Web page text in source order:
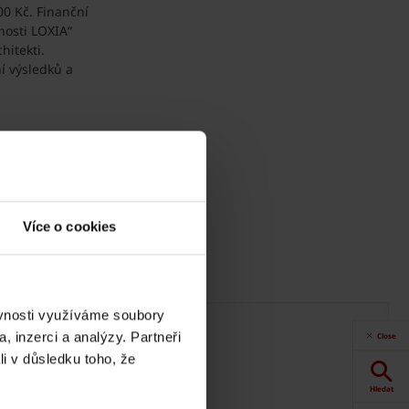
Více o cookies
využíváme soubory
inzerci a analýzy. Partneři
v důsledku toho, že
Kč. Finanční
LOXIA“
výsledků a
www.wienerberger.cz,
Close
Hledat